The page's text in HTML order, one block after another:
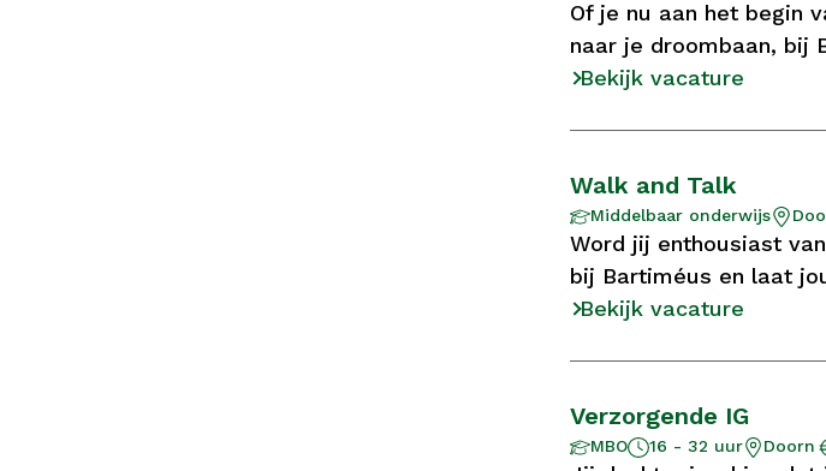
Of je nu aan het begin
naar je droombaan, bij
Bekijk vacature
Walk and Talk
Opleidingsniveau
Middelbaar onderwijs
Locatie
Word jij enthousiast
bij Bartiméus en laat
Bekijk vacature
Verzorgende IG
Opleidingsniveau
MBO
Aantal
uur
16 - 32 uur
Locatie Doorn
Salaris